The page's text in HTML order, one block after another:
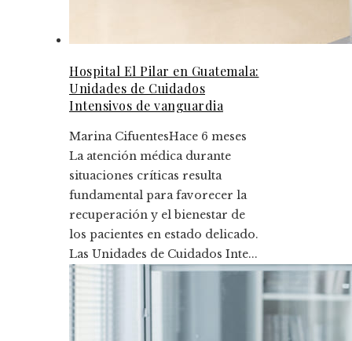
Hospital El Pilar en Guatemala:
Unidades de Cuidados
Intensivos de vanguardia
Marina CifuentesHace 6 meses
La atención médica durante
situaciones críticas resulta
fundamental para favorecer la
recuperación y el bienestar de
los pacientes en estado delicado.
Las Unidades de Cuidados Inte...